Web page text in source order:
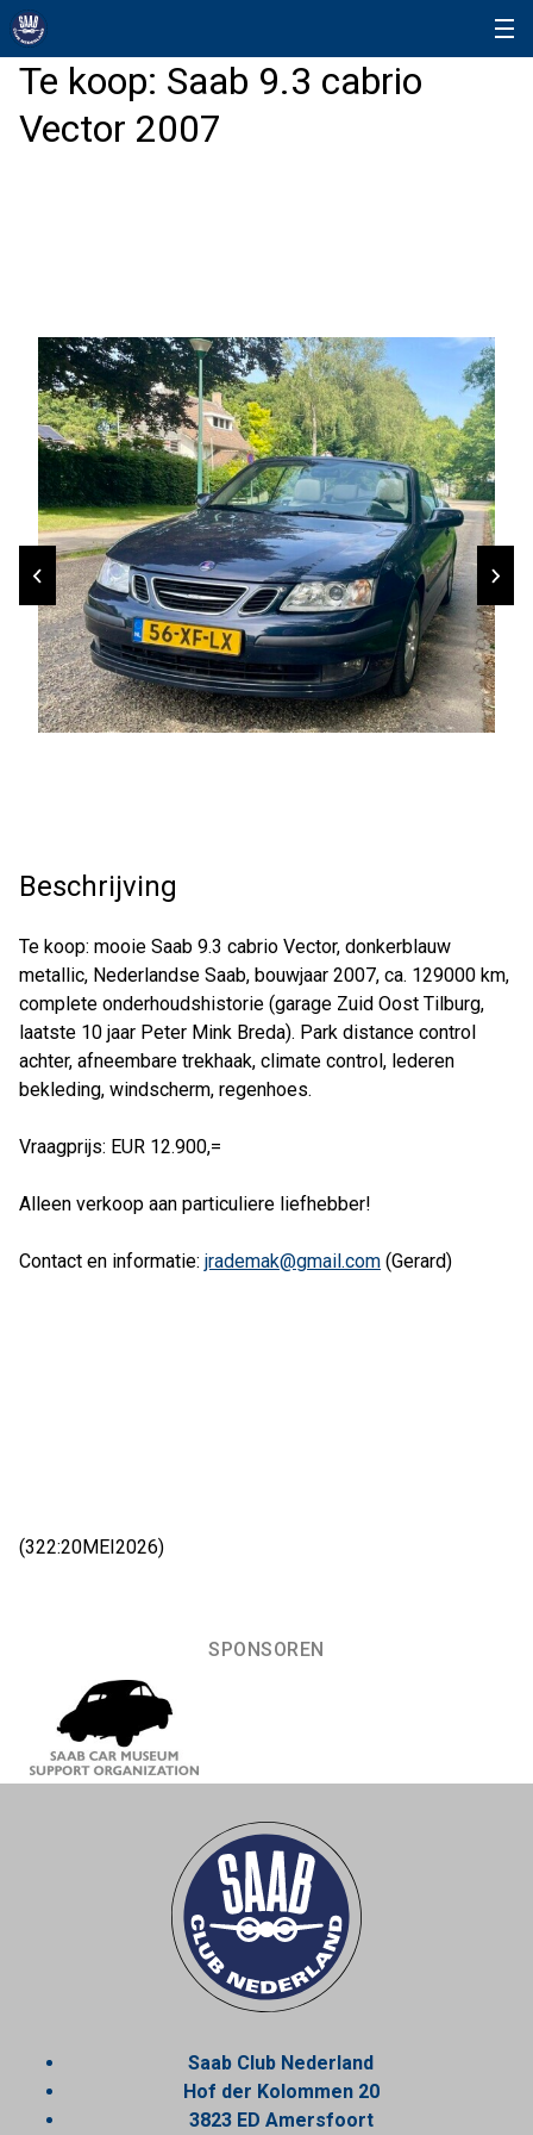
Te koop: Saab 9.3 cabrio
Vector 2007
Beschrijving
Te koop: mooie Saab 9.3 cabrio Vector, donkerblauw
metallic, Nederlandse Saab, bouwjaar 2007, ca. 129000 km,
complete onderhoudshistorie (garage Zuid Oost Tilburg,
laatste 10 jaar Peter Mink Breda). Park distance control
achter, afneembare trekhaak, climate control, lederen
bekleding, windscherm, regenhoes.
Vraagprijs: EUR 12.900,=
Alleen verkoop aan particuliere liefhebber!
Contact en informatie: jrademak@gmail.com (Gerard)
(322:20MEI2026)
SPONSOREN
Saab Club Nederland
Hof der Kolommen 20
3823 ED Amersfoort